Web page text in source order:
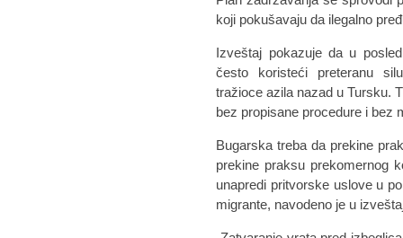
koji pokušavaju da ilegalno
Izveštaj pokazuje da u
često koristeći preteranu
tražioce azila nazad u Tursku.
bez propisane procedure i bez
Bugarska treba da prekine
prekine praksu prekomernog
unapredi pritvorske uslove u
migrante, navodeno je u